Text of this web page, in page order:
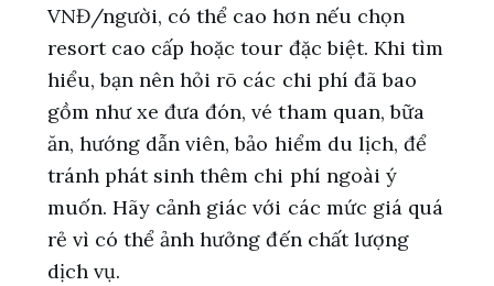
VNĐ/người, có thể cao hơn nếu chọn
resort cao cấp hoặc tour đặc biệt. Khi tìm
hiểu, bạn nên hỏi rõ các chi phí đã bao
gồm như xe đưa đón, vé tham quan, bữa
ăn, hướng dẫn viên, bảo hiểm du lịch, để
tránh phát sinh thêm chi phí ngoài ý
muốn. Hãy cảnh giác với các mức giá quá
rẻ vì có thể ảnh hưởng đến chất lượng
dịch vụ.